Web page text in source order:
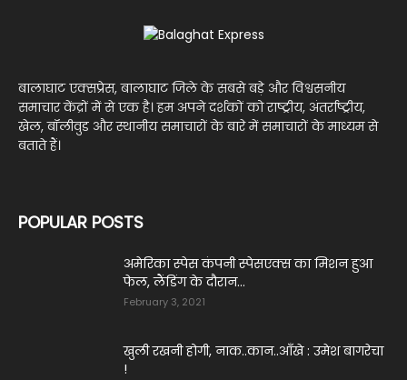
बालाघाट एक्सप्रेस, बालाघाट जिले के सबसे बड़े और विश्वसनीय
समाचार केंद्रों में से एक है। हम अपने दर्शकों को राष्ट्रीय, अंतर्राष्ट्रीय,
खेल, बॉलीवुड और स्थानीय समाचारों के बारे में समाचारों के माध्यम से
बताते हैं।
POPULAR POSTS
अमेरिका स्पेस कंपनी स्पेसएक्स का मिशन हुआ
फेल, लैंडिंग के दौरान...
February 3, 2021
खुली रखनी होगी, नाक..कान..आँखे : उमेश बागरेचा
!